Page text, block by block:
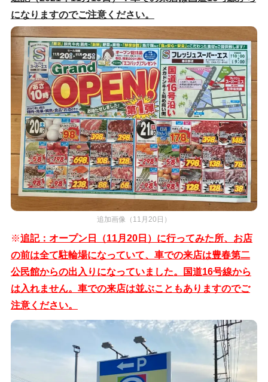
になりますのでご注意ください。
追加画像（11月20日）
※追記：オープン日（11月20日）に行ってみた所、お店
の前は全て駐輪場になっていて、車での来店は豊春第二
公民館からの出入りになっていました。国道16号線から
は入れません。車での来店は並ぶこともありますのでご
注意ください。